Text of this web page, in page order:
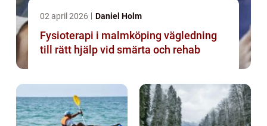
02 april 2026 Daniel Holm
Fysioterapi i malmköping vägledning
till rätt hjälp vid smärta och rehab